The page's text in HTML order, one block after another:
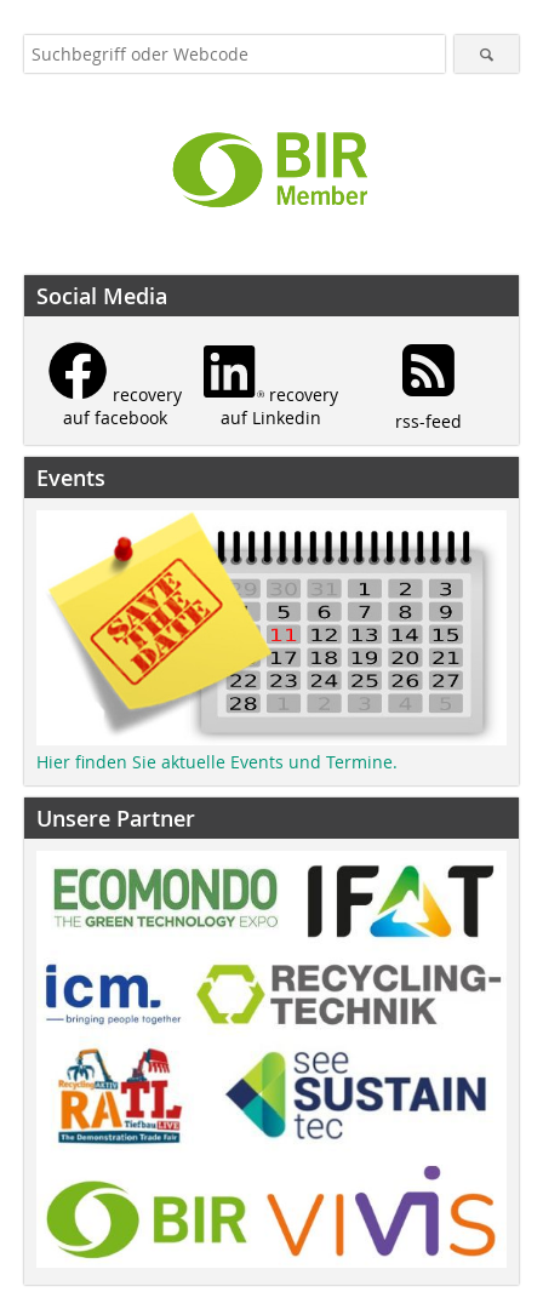
Social Media
recovery
auf facebook
recovery
auf Linkedin
rss-feed
Events
Hier finden Sie aktuelle Events und Termine.
Unsere Partner